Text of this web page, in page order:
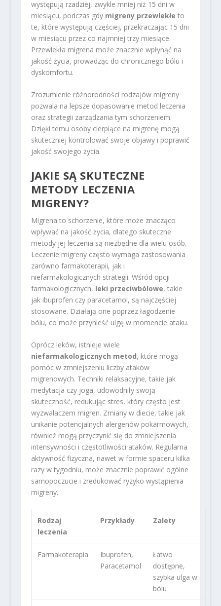
występują rzadziej, zwykle mniej niż 15 dni w
miesiącu, podczas gdy migreny przewlekłe to
te, które występują częściej, przekraczając 15 dni
w miesiącu przez co najmniej trzy miesiące.
Przewlekła migrena może znacznie wpłynąć na
jakość życia, prowadząc do chronicznego bólu i
dyskomfortu.
Zrozumienie różnorodności rodzajów migreny
pozwala na lepsze dopasowanie metod leczenia
oraz strategii zarządzania tym schorzeniem.
Dzięki temu osoby cierpiące na migrenę mogą
skuteczniej kontrolować swoje objawy i poprawić
jakość swojego życia.
JAKIE SĄ SKUTECZNE
METODY LECZENIA
MIGRENY?
Migrena to schorzenie, które może znacząco
wpływać na jakość życia, dlatego skuteczne
metody jej leczenia są niezbędne dla wielu osób.
Leczenie migreny często wymaga zastosowania
zarówno farmakoterapii, jak i
niefarmakologicznych strategii. Wśród opcji
farmakologicznych, leki przeciwbólowe, takie
jak ibuprofen czy paracetamol, są najczęściej
stosowane. Działają one poprzez łagodzenie
bólu, co może przynieść ulgę w momencie ataku.
Oprócz leków, istnieje wiele
niefarmakologicznych metod, które mogą
pomóc w zmniejszeniu liczby ataków
migrenowych. Techniki relaksacyjne, takie jak
medytacja czy joga, udowodniły swoją
skuteczność, redukując stres, który często jest
wyzwalaczem migren. Zmiany w diecie, takie jak
unikanie potencjalnych alergenów pokarmowych,
również mogą przyczynić się do zmniejszenia
intensywności i częstotliwości ataków. Regularna
aktywność fizyczna, nawet w formie spaceru kilka
razy w tygodniu, może znacznie poprawić ogólne
samopoczucie i zredukować ryzyko wystąpienia
migreny.
Rodzaj
leczenia
Przykłady Zalety
Farmakoterapia
Ibuprofen,
Paracetamol
Łatwo
dostępne,
szybka ulga w
bólu